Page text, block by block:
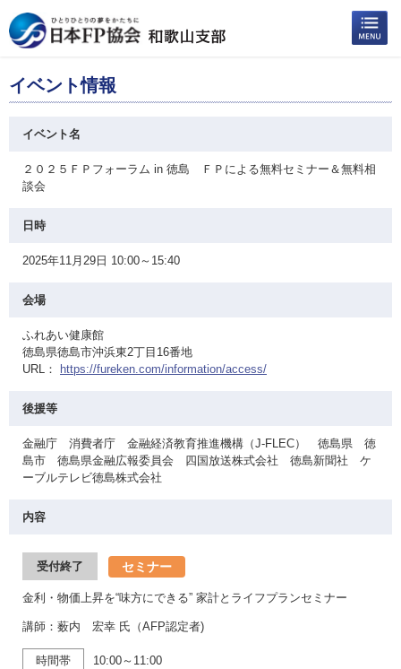
イベント情報
イベント名
２０２５ＦＰフォーラム in 徳島 ＦＰによる無料セミナー＆無料相
談会
日時
2025年11月29日 10:00～15:40
会場
ふれあい健康館
徳島県徳島市沖浜東2丁目16番地
URL：
https://fureken.com/information/access/
後援等
金融庁 消費者庁 金融経済教育推進機構（J-FLEC） 徳島県 徳
島市 徳島県金融広報委員会 四国放送株式会社 徳島新聞社 ケ
ーブルテレビ徳島株式会社
内容
受付終了 セミナー
金利・物価上昇を“味方にできる” 家計とライフプランセミナー
講師：薮内 宏幸 氏（AFP認定者)
時間帯 10:00～11:00